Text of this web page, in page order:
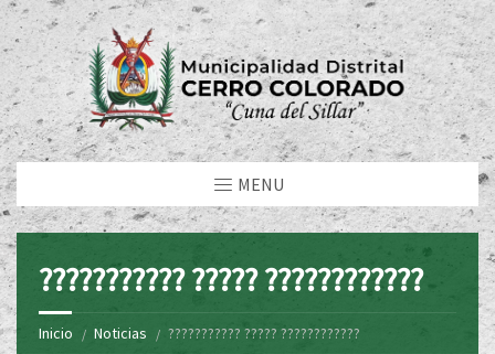
MENU
??????????? ????? ????????????
Inicio Noticias ??????????? ????? ????????????